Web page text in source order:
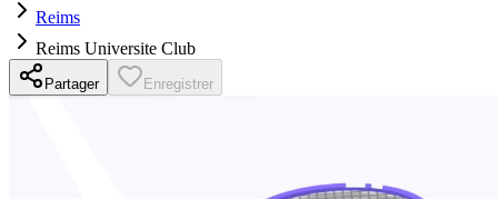
Reims
Reims Universite Club
Partager Enregistrer